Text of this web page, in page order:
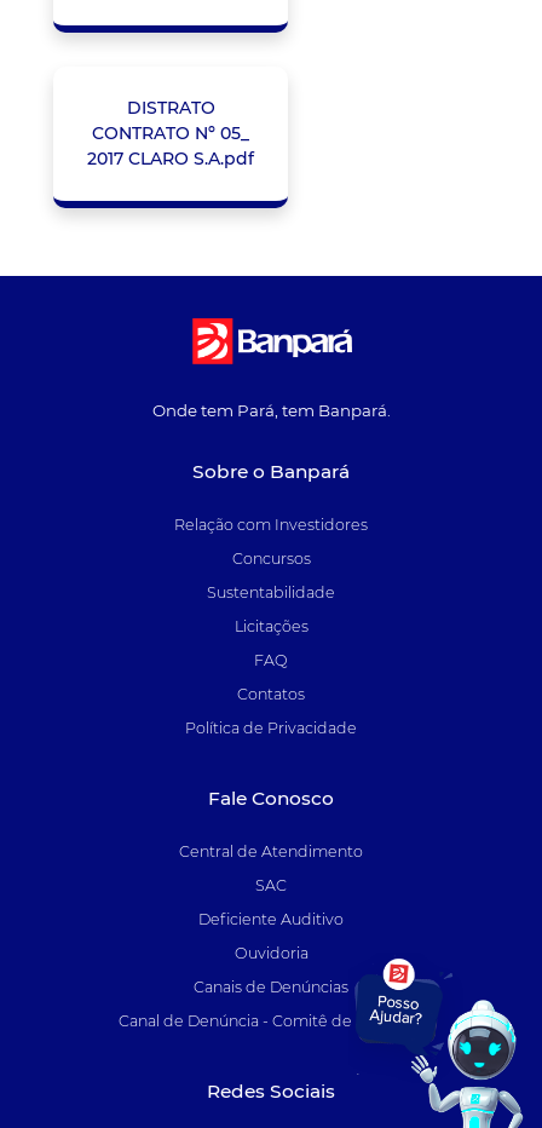
DISTRATO
CONTRATO Nº 05_
2017 CLARO S.A.pdf
Onde tem Pará, tem Banpará.
Sobre o Banpará
Relação com Investidores
Concursos
Sustentabilidade
Licitações
FAQ
Contatos
Política de Privacidade
Fale Conosco
Central de Atendimento
SAC
Deficiente Auditivo
Ouvidoria
Canais de Denúncias
Canal de Denúncia - Comitê de Auditoria
Redes Sociais